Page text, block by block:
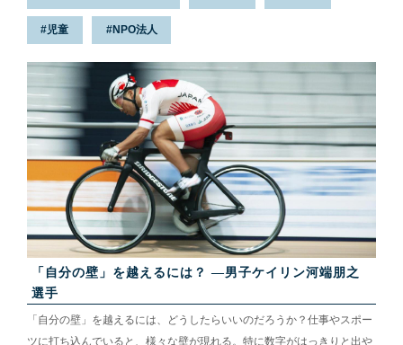
児童 NPO法人
「自分の壁」を越えるには？ —男子ケイリン河端朋之
選手
「自分の壁」を越えるには、どうしたらいいのだろうか？仕事やスポー
ツに打ち込んでいると、様々な壁が現れる。特に数字がはっきりと出や